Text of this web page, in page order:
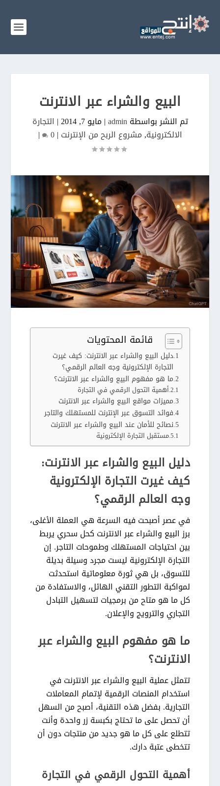
البيع والشراء عبر الانترنت
تم النشر بواسطةadmin
|مايو 7, 2014 | التجارة
الالكترونية,مشروع الربح من الإنترنت |
0
|
قائمة المحتويات
دليل البيع والشراء عبر الانترنت: كيف غيرت
التجارة الإلكترونية وجه العالم الرقمي؟
ما هو مفهوم البيع والشراء عبر الانترنت؟
أهمية التحول الرقمي في التجارة
مميزات مواقع البيع والشراء عبر الانترنت
فوائد التسوق عبر الإنترنت للمستهلك والتاجر
نصائح للأمان عند البيع والشراء عبر الانترنت
مستقبل التجارة الإلكترونية
دليل البيع والشراء عبر الانترنت:
كيف غيرت التجارة الإلكترونية
وجه العالم الرقمي؟
في عصر أصبحت فيه السرعة هي العملة الأغلى،
برزالبيع والشراء عبر الانترنت كحل سحري يربط
بين احتياجات المستهلك وطموحات التاجر. إن
التجارة الإلكترونية ليست مجرد وسيلة بديلة
للتسوق، بل هي ثورة معلوماتية استحدثت
لمواكبة التطور التقني الهائل، والاستفادة من
كل ما هو متاح من برمجيات لتسهيل التبادل
التجاري والترويج والإعلان.
ما هو مفهوم البيع والشراء عبر
الانترنت؟
تتمثل عملية البيع والشراء عبر الانترنت في
استخدام المنصات الرقمية لإتمام المعاملات
التجارية. بفضل هذه التقنية، أصبح من السهل
أن تحصل على ما تحتاج بكبسة زر واحدة وأنت
تتطلع على كل ما هو جديد من منتجات دون أن
تتخطى عتبة دارك.
أهمية التحول الرقمي في التجارة